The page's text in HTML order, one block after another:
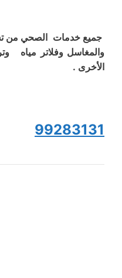
جميع خدمات الصحي من
والمغاسل وفلاتر مياه
الأخرى .
99283131